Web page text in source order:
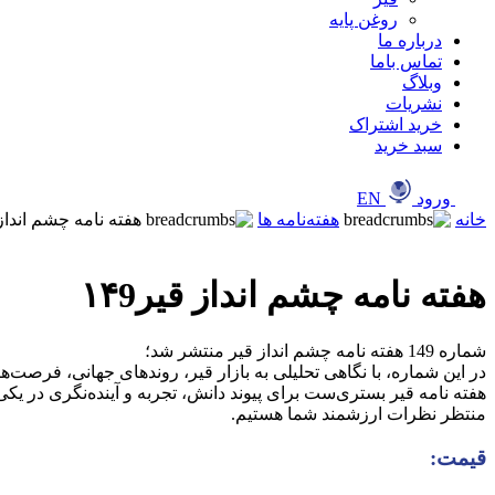
روغن پایه
درباره ما
تماس باما
وبلاگ
نشریات
خرید اشتراک
سبد خرید
ورود
خانه
هفته‌نامه ها هفته نامه چشم انداز
هفته نامه چشم انداز قیر۱۴9
شماره 149 هفته نامه چشم انداز قیر منتشر شد؛
قیمت: